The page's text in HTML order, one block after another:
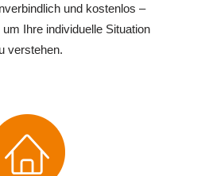
und kostenlos –
Ihre individuelle Situation
verstehen.